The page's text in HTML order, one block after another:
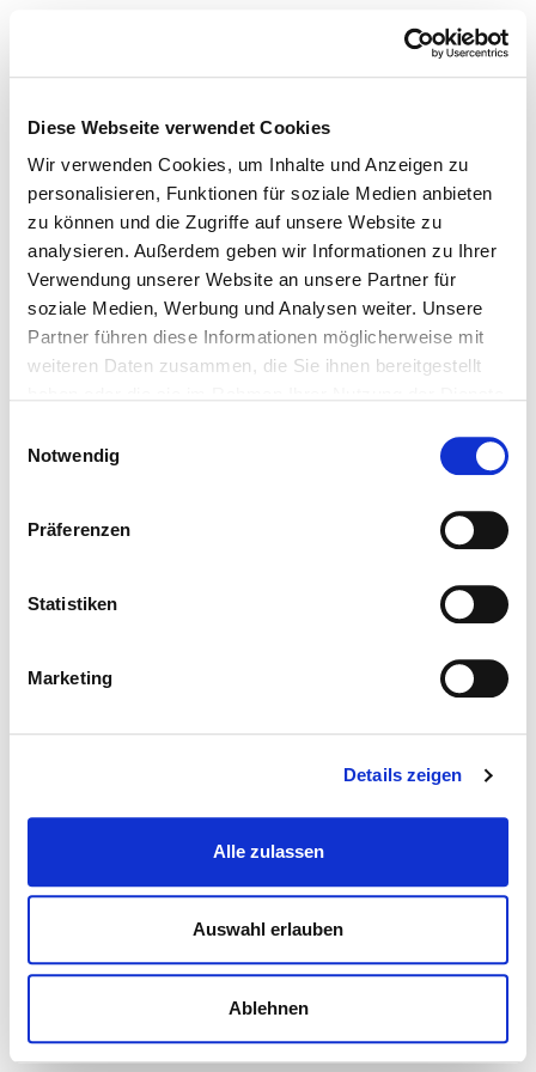
Diese Webseite verwendet Cookies
Wir verwenden Cookies, um Inhalte und Anzeigen zu
personalisieren, Funktionen für soziale Medien anbieten
zu können und die Zugriffe auf unsere Website zu
analysieren. Außerdem geben wir Informationen zu Ihrer
Verwendung unserer Website an unsere Partner für
soziale Medien, Werbung und Analysen weiter. Unsere
Partner führen diese Informationen möglicherweise mit
weiteren Daten zusammen, die Sie ihnen bereitgestellt
Notwendig
Präferenzen
Statistiken
Marketing
Details zeigen
Alle zulassen
Auswahl erlauben
Ablehnen